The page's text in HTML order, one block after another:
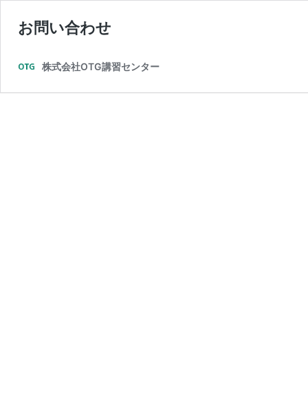
お問い合わせ
株式会社OTG講習センター